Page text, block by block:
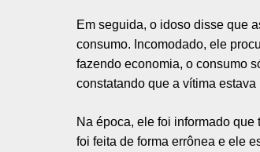
Em seguida, o idoso disse que
consumo. Incomodado, ele
fazendo economia, o consumo
constatando que a vítima
Na época, ele foi informado
foi feita de forma errônea e ele